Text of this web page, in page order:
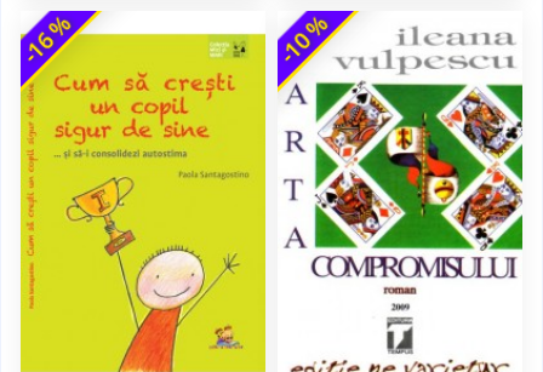
-16 % -10 %